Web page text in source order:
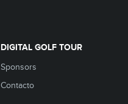
DIGITAL GOLF TOUR
Sponsors
Contacto